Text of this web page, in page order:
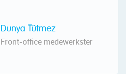
Dunya Tütmez
Front-office medewerkster